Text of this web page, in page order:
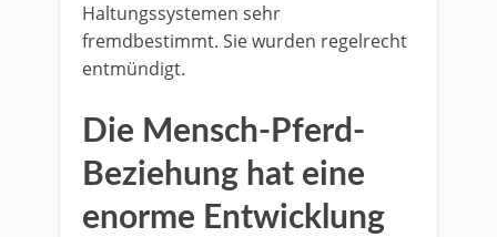
Haltungssystemen sehr
fremdbestimmt. Sie wurden regelrecht
entmündigt.
Die Mensch-Pferd-
Beziehung hat eine
enorme Entwicklung